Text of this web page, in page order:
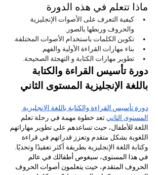
ماذا تتعلم في هذه الدورة
والحروف وربطها بالصور.
تكوين الكلمات باستخدام الأصوات المختلفة.
بناء مهارات القراءة الأولية والفهم.
تطوير مهارات الكتابة و التهجئة الصحيحة.
باللغة الإنجليزية المستوى الثاني
المستوى الثاني
وكتابة اللغة الإنجليزية بطريقة أكثر تعقيدًا وتحديًا.